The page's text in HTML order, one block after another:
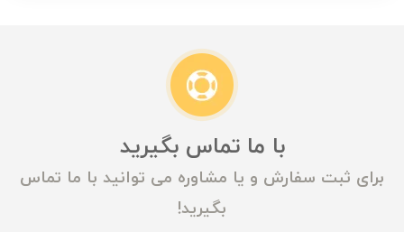
با ما تماس بگیرید
برای ثبت سفارش و یا مشاوره می توانید با ما تماس
بگیرید!